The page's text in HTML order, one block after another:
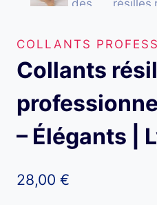
COLLANTS
Collants
– Élégants |
28,00 €